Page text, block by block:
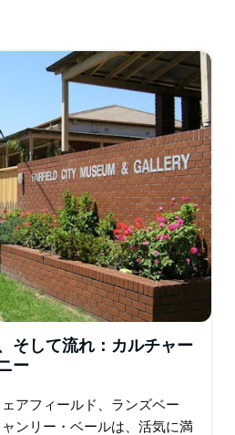
検疫所は、1980年代まで運営
にあります。 1934年から、シ
衛施設が岬に設置されました。
海岸の1.2kmの長さのビーチで
に向かう前に、セントパトリッ
植民地でカトリック信仰の影響
ださい。
そして流れ：カルチャー
ー
アフィールド、ランズベー
ンリー・ベールは、活気に満